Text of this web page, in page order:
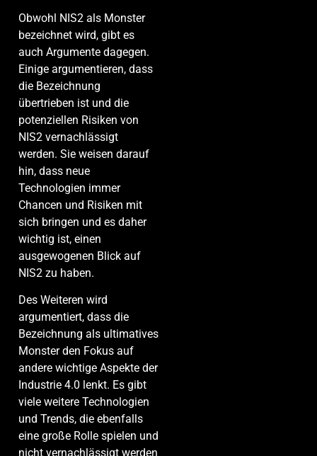
Obwohl NIS2 als Monster
bezeichnet wird, gibt es
auch Argumente dagegen.
Einige argumentieren, dass
die Bezeichnung
übertrieben ist und die
potenziellen Risiken von
NIS2 vernachlässigt
werden. Sie weisen darauf
hin, dass neue
Technologien immer
Chancen und Risiken mit
sich bringen und es daher
wichtig ist, einen
ausgewogenen Blick auf
NIS2 zu haben.
Des Weiteren wird
argumentiert, dass die
Bezeichnung als ultimatives
Monster den Fokus auf
andere wichtige Aspekte der
Industrie 4.0 lenkt. Es gibt
viele weitere Technologien
und Trends, die ebenfalls
eine große Rolle spielen und
nicht vernachlässigt werden